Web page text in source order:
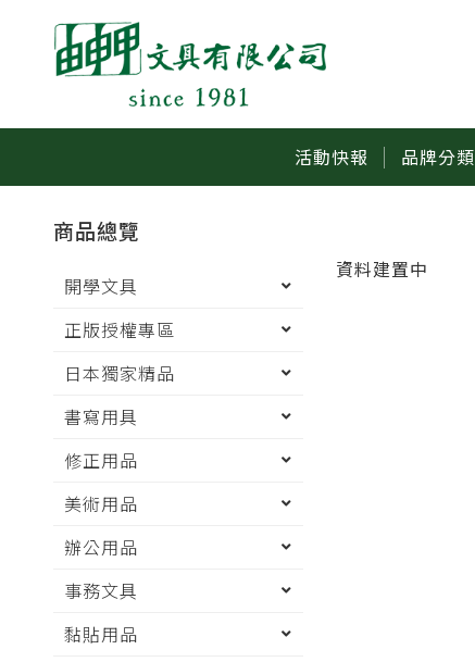
活動快報 品牌分類
商品總覽
開學文具
正版授權專區
日本獨家精品
書寫用具
修正用品
美術用品
辦公用品
事務文具
黏貼用品
資料建置中